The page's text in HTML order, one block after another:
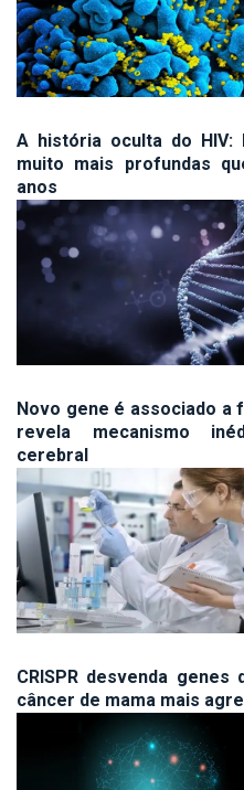
A história oculta do HIV:
muito mais profundas
anos
Novo gene é associado
revela mecanismo
cerebral
CRISPR desvenda
câncer de mama mais